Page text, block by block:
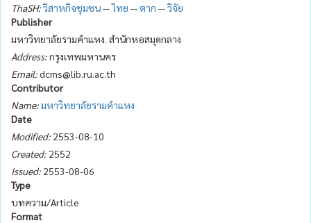
ThaSH:วิสาหกิจชุมชน--ไทย --ตาก --วิจัย
Publisher
มหาวิทยาลัยรามคำแหง. สำนักหอสมุดกลาง
Address:กรุงเทพมหานคร
Email:dcms@lib.ru.ac.th
Contributor
Name:มหาวิทยาลัยรามคำแหง
Date
Modified: 2553-08-10
Created: 2552
Issued: 2553-08-06
Type
บทความ/Article
Format